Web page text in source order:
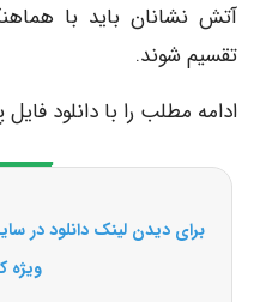
آتش نشانان باید با
تقسیم شوند.
ادامه مطلب را با دانلود
برای دیدن لینک دانلود در
ویژه